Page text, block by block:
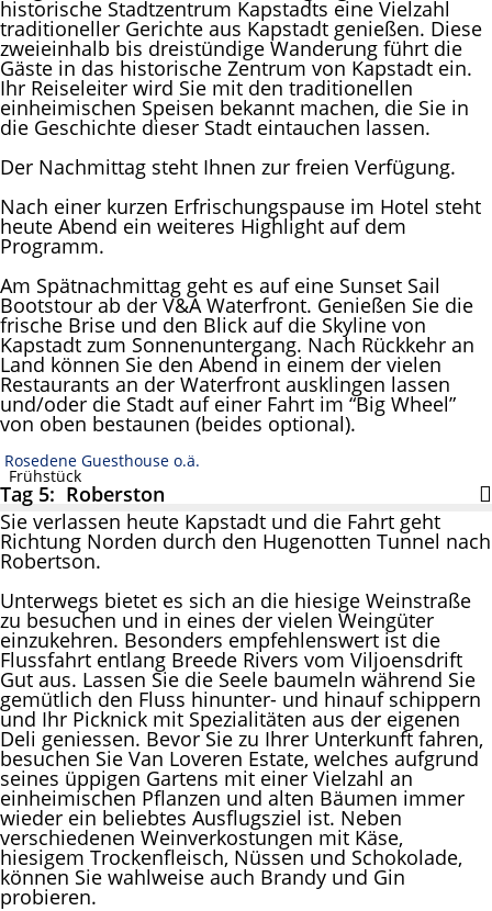
historische Stadtzentrum Kapstadts eine Vielzahl
traditioneller Gerichte aus Kapstadt genießen. Diese
zweieinhalb bis dreistündige Wanderung führt die
Gäste in das historische Zentrum von Kapstadt ein.
Ihr Reiseleiter wird Sie mit den traditionellen
einheimischen Speisen bekannt machen, die Sie in
die Geschichte dieser Stadt eintauchen lassen.
Der Nachmittag steht Ihnen zur freien Verfügung.
Nach einer kurzen Erfrischungspause im Hotel steht
heute Abend ein weiteres Highlight auf dem
Programm.
Am Spätnachmittag geht es auf eine Sunset Sail
Bootstour ab der V&A Waterfront. Genießen Sie die
frische Brise und den Blick auf die Skyline von
Kapstadt zum Sonnenuntergang. Nach Rückkehr an
Land können Sie den Abend in einem der vielen
Restaurants an der Waterfront ausklingen lassen
und/oder die Stadt auf einer Fahrt im “Big Wheel”
von oben bestaunen (beides optional).
Rosedene Guesthouse o.ä.
Frühstück
Tag 5: Roberston
Sie verlassen heute Kapstadt und die Fahrt geht
Richtung Norden durch den Hugenotten Tunnel nach
Robertson.
Unterwegs bietet es sich an die hiesige Weinstraße
zu besuchen und in eines der vielen Weingüter
einzukehren. Besonders empfehlenswert ist die
Flussfahrt entlang Breede Rivers vom Viljoensdrift
Gut aus. Lassen Sie die Seele baumeln während Sie
gemütlich den Fluss hinunter- und hinauf schippern
und Ihr Picknick mit Spezialitäten aus der eigenen
Deli geniessen. Bevor Sie zu Ihrer Unterkunft fahren,
besuchen Sie Van Loveren Estate, welches aufgrund
seines üppigen Gartens mit einer Vielzahl an
einheimischen Pflanzen und alten Bäumen immer
wieder ein beliebtes Ausflugsziel ist. Neben
verschiedenen Weinverkostungen mit Käse,
hiesigem Trockenfleisch, Nüssen und Schokolade,
können Sie wahlweise auch Brandy und Gin
probieren.